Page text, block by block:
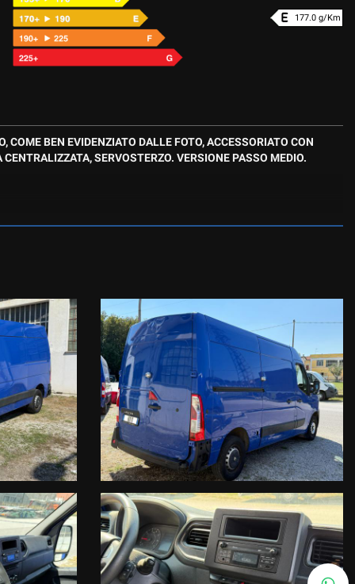
177.0 g/Km
COME BEN EVIDENZIATO DALLE FOTO, ACCESSORIATO CON
SERVOSTERZO. VERSIONE PASSO MEDIO.
)
assicurativi ) e IVASS
A CHIEDERCELA VIA MAIL AD INFO@INFOCARS..IT
)